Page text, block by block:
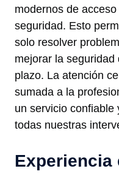
modernos de
seguridad. Esto
solo resolver
mejorar la
plazo. La atención
sumada a la
un servicio confiable
todas nuestras
Experiencia